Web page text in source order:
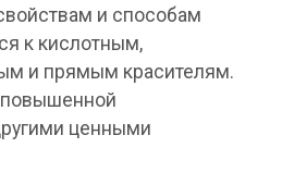
и способам
к кислотным,
и прямым красителям.
повышенной
ценными